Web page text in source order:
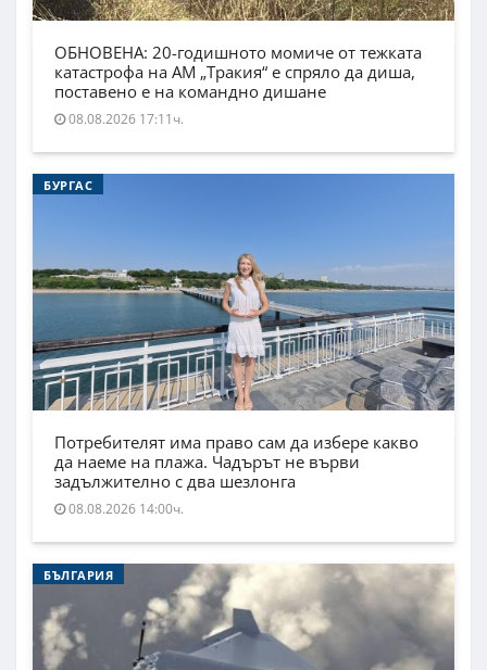
ОБНОВЕНА: 20-годишното момиче от тежката
катастрофа на АМ „Тракия“ е спряло да диша,
поставено е на командно дишане
08.08.2026 17:11ч.
БУРГАС
Потребителят има право сам да избере какво
да наеме на плажа. Чадърът не върви
задължително с два шезлонга
08.08.2026 14:00ч.
БЪЛГАРИЯ